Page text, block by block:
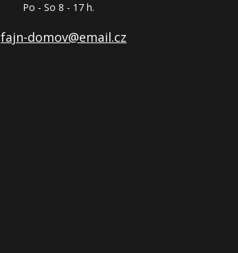
Po - So 8 - 17 h.
fajn-domov@email.cz